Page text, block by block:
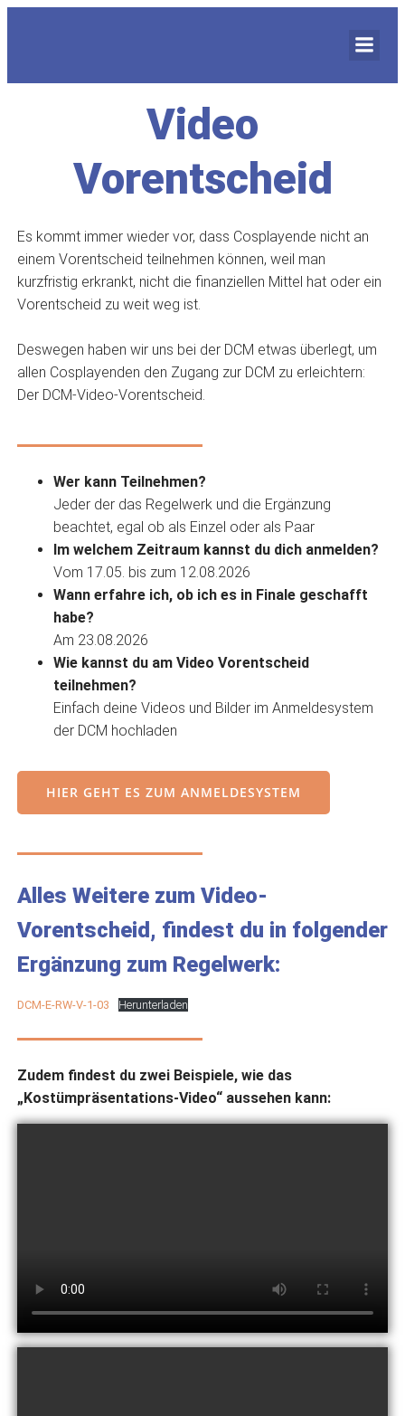
Video
Vorentscheid
Es kommt immer wieder vor, dass Cosplayende nicht an
einem Vorentscheid teilnehmen können, weil man
kurzfristig erkrankt, nicht die finanziellen Mittel hat oder ein
Vorentscheid zu weit weg ist.
Deswegen haben wir uns bei der DCM etwas überlegt, um
allen Cosplayenden den Zugang zur DCM zu erleichtern:
Der DCM-Video-Vorentscheid.
Wer kann Teilnehmen?
Jeder der das Regelwerk und die Ergänzung
beachtet, egal ob als Einzel oder als Paar
Im welchem Zeitraum kannst du dich anmelden?
Vom 17.05. bis zum 12.08.2026
Wann erfahre ich, ob ich es in Finale geschafft
habe?
Am 23.08.2026
Wie kannst du am Video Vorentscheid
teilnehmen?
Einfach deine Videos und Bilder im Anmeldesystem
der DCM hochladen
HIER GEHT ES ZUM ANMELDESYSTEM
Alles Weitere zum Video-
Vorentscheid, findest du in folgender
Ergänzung zum Regelwerk:
DCM-E-RW-V-1-03 Herunterladen
Zudem findest du zwei Beispiele, wie das
„Kostümpräsentations-Video“ aussehen kann: